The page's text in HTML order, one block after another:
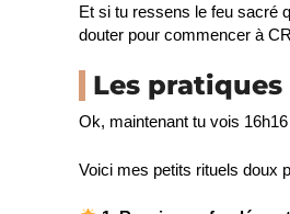
Et si tu ressens le feu sacré
douter pour commencer à
Les
Ok, maintenant tu vois
Voici mes petits rituels doux